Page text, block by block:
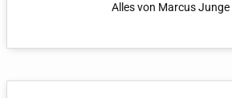
Alles von Marcus Junge